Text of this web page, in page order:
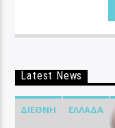
Latest News
ΔΙΕΘΝΉ ΕΛΛΆΔΑ